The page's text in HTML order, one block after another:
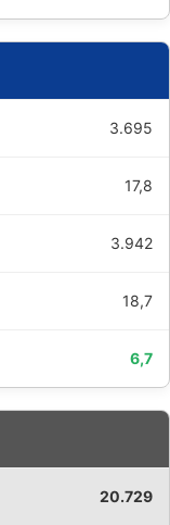
3.695
17,8
3.942
18,7
6,7
20.729